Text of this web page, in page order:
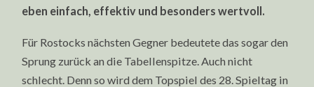
eben einfach, effektiv und besonders wertvoll.
Für Rostocks nächsten Gegner bedeutete das sogar den
Sprung zurück an die Tabellenspitze. Auch nicht
schlecht. Denn so wird dem Topspiel des 28. Spieltag in